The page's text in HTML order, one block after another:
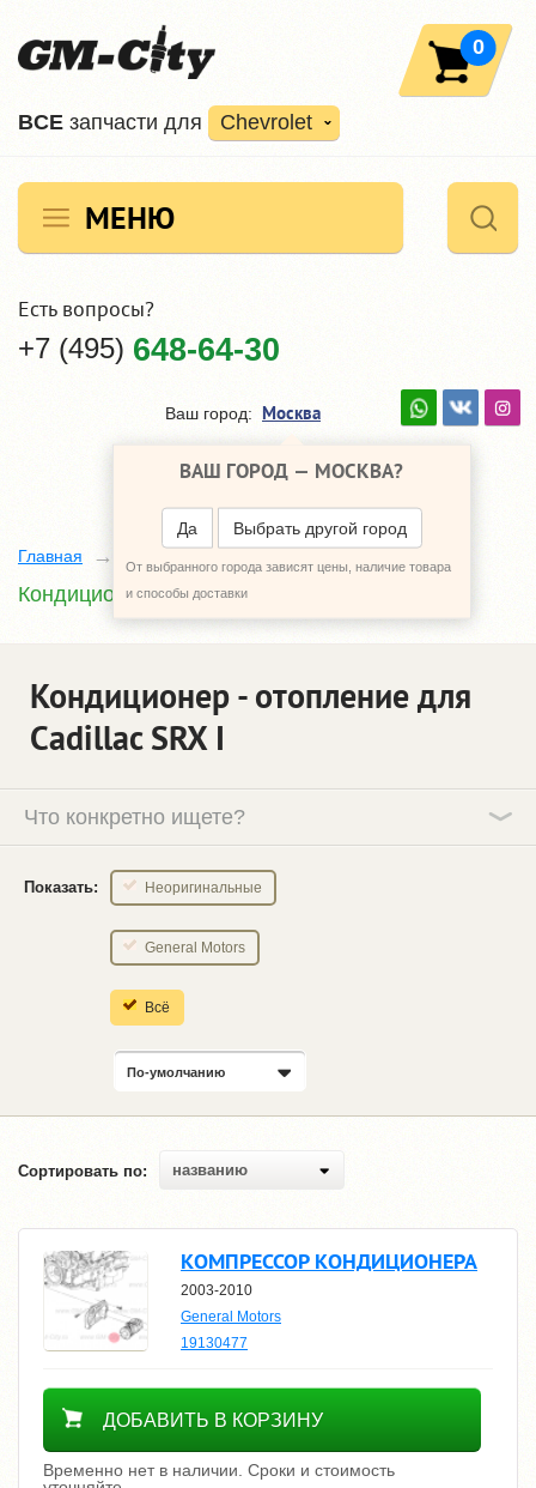
ВCE запчасти для Chevrolet
0
МЕНЮ
Есть вопросы?
+7 (495) 648-64-30
Ваш город: Москва
ВАШ ГОРОД — МОСКВА?
Да Выбрать другой город
От выбранного города зависят цены, наличие товара
и способы доставки
Главная
Кондиционер - отопление
Кондиционер - отопление для
Cadillac SRX І
Что конкретно ищете?
Показать: Неоригинальные
General Motors
Всё
По-умолчанию
Сортировать по: названию
КОМПРЕССОР КОНДИЦИОНЕРА
2003-2010
General Motors
19130477
Уточнить цену
ДОБАВИТЬ В КОРЗИНУ
Временно нет в наличии. Сроки и стоимость